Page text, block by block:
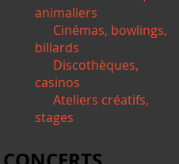
animaliers
Cinémas, bowlings,
billards
Discothèques,
casinos
Ateliers créatifs,
stages